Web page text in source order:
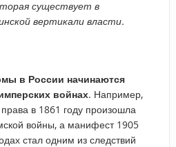
существует в
вертикали власти.
в России начинаются
войнах. Например,
в 1861 году произошла
войны, а манифест 1905
стал одним из следствий